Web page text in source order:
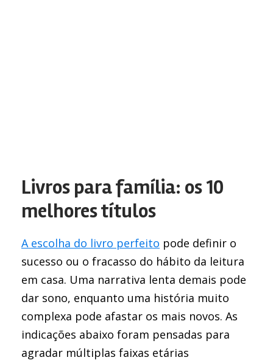
Livros para família: os 10
melhores títulos
A escolha do livro perfeito pode definir o
sucesso ou o fracasso do hábito da leitura
em casa. Uma narrativa lenta demais pode
dar sono, enquanto uma história muito
complexa pode afastar os mais novos. As
indicações abaixo foram pensadas para
agradar múltiplas faixas etárias